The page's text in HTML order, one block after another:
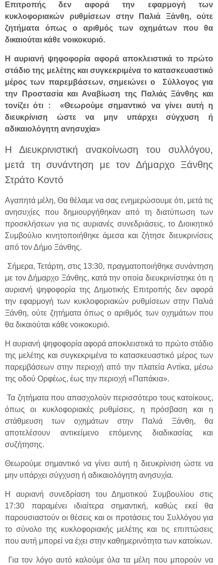
Επιτροπής δεν αφορά την εφαρμογή των
κυκλοφοριακών ρυθμίσεων στην Παλιά Ξάνθη, ούτε
ζητήματα όπως ο αριθμός των οχημάτων που θα
δικαιούται κάθε νοικοκυριό.
Η αυριανή ψηφοφορία αφορά αποκλειστικά το πρώτο
στάδιο της μελέτης και συγκεκριμένα το κατασκευαστικό
μέρος των παρεμβάσεων, σημειώνει ο Σύλλογος για
την Προστασία και Αναβίωση της Παλιάς Ξάνθης και
τονίζει ότι : «Θεωρούμε σημαντικό να γίνει αυτή η
διευκρίνιση ώστε να μην υπάρχει σύγχυση ή
αδικαιολόγητη ανησυχία»
Η Διευκρινιστική ανακοίνωση του συλλόγου,
μετά τη συνάντηση με τον Δήμαρχο Ξάνθης
Στράτο Κοντό
Αγαπητά μέλη, Θα θέλαμε να σας ενημερώσουμε ότι, μετά τις
ανησυχίες που δημιουργήθηκαν από τη διατύπωση των
προσκλήσεων για τις αυριανές συνεδριάσεις, το Διοικητικό
Συμβούλιο κινητοποιήθηκε άμεσα και ζήτησε διευκρινίσεις
από τον Δήμο Ξάνθης.
Σήμερα, Τετάρτη, στις 13:30, πραγματοποιήθηκε συνάντηση
με τον Δήμαρχο Ξάνθης, κατά την οποία διευκρινίστηκε ότι η
αυριανή ψηφοφορία της Δημοτικής Επιτροπής δεν αφορά
την εφαρμογή των κυκλοφοριακών ρυθμίσεων στην Παλιά
Ξάνθη, ούτε ζητήματα όπως ο αριθμός των οχημάτων που
θα δικαιούται κάθε νοικοκυριό.
Η αυριανή ψηφοφορία αφορά αποκλειστικά το πρώτο στάδιο
της μελέτης και συγκεκριμένα το κατασκευαστικό μέρος των
παρεμβάσεων στην περιοχή από την πλατεία Αντίκα, μέσω
της οδού Ορφέως, έως την περιοχή «Παπάκια».
Τα ζητήματα που απασχολούν περισσότερο τους κατοίκους,
όπως οι κυκλοφοριακές ρυθμίσεις, η πρόσβαση και η
στάθμευση των οχημάτων στην Παλιά Ξάνθη, θα
αποτελέσουν αντικείμενο επόμενης διαδικασίας και
συζήτησης.
Θεωρούμε σημαντικό να γίνει αυτή η διευκρίνιση ώστε να
μην υπάρχει σύγχυση ή αδικαιολόγητη ανησυχία.
Η αυριανή συνεδρίαση του Δημοτικού Συμβουλίου στις
17:30 παραμένει ιδιαίτερα σημαντική, καθώς εκεί θα
παρουσιαστούν οι θέσεις και οι προτάσεις του Συλλόγου για
το σύνολο της κυκλοφοριακής μελέτης και τις επιπτώσεις
που αυτή μπορεί να έχει στην καθημερινότητα των κατοίκων.
Για τον λόγο αυτό καλούμε όλα τα μέλη που μπορούν να